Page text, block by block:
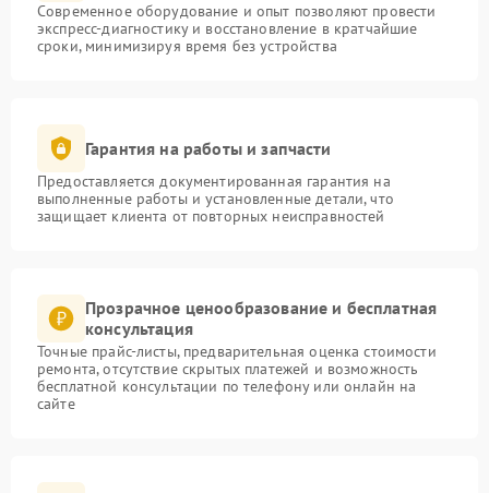
Современное оборудование и опыт позволяют провести
экспресс-диагностику и восстановление в кратчайшие
сроки, минимизируя время без устройства
Гарантия на работы и запчасти
Предоставляется документированная гарантия на
выполненные работы и установленные детали, что
защищает клиента от повторных неисправностей
Прозрачное ценообразование и бесплатная
консультация
Точные прайс-листы, предварительная оценка стоимости
ремонта, отсутствие скрытых платежей и возможность
бесплатной консультации по телефону или онлайн на
сайте